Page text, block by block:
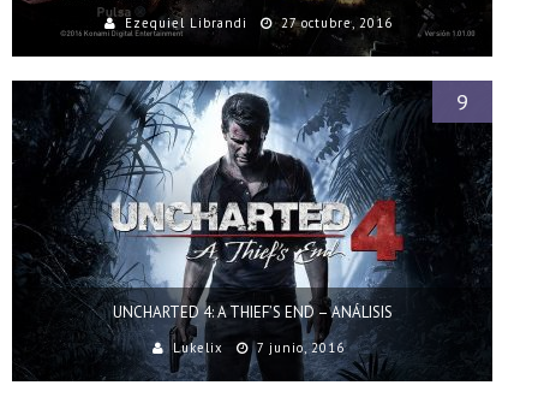
Ezequiel Librandi 27 octubre, 2016
UNCHARTED 4: A THIEF’S END – ANÁLISIS
Lukelix 7 junio, 2016
9